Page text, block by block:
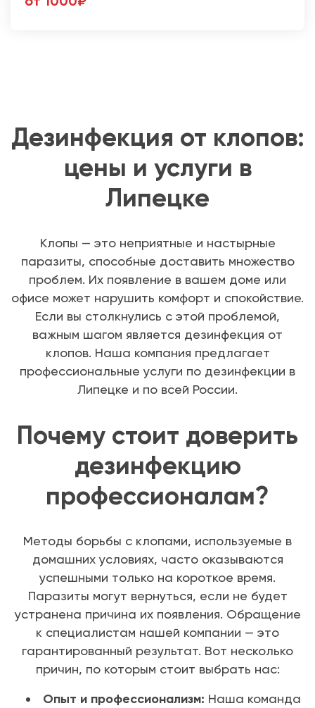
Дезинфекция от клопов:
цены и услуги в
Липецке
Клопы — это неприятные и настырные
паразиты, способные доставить множество
проблем. Их появление в вашем доме или
офисе может нарушить комфорт и спокойствие.
Если вы столкнулись с этой проблемой,
важным шагом является дезинфекция от
клопов. Наша компания предлагает
профессиональные услуги по дезинфекции в
Липецке и по всей России.
Почему стоит доверить
дезинфекцию
профессионалам?
Методы борьбы с клопами, используемые в
домашних условиях, часто оказываются
успешными только на короткое время.
Паразиты могут вернуться, если не будет
устранена причина их появления. Обращение
к специалистам нашей компании — это
гарантированный результат. Вот несколько
причин, по которым стоит выбрать нас:
Опыт и профессионализм: Наша команда